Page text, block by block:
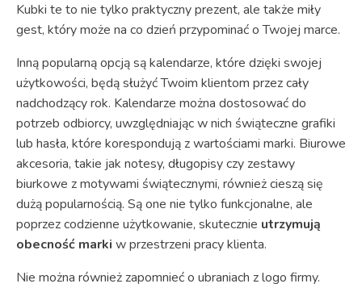
Kubki te to nie tylko praktyczny prezent, ale także miły
gest, który może na co dzień przypominać o Twojej marce.
Inną popularną opcją są kalendarze, które dzięki swojej
użytkowości, będą służyć Twoim klientom przez cały
nadchodzący rok. Kalendarze można dostosować do
potrzeb odbiorcy, uwzględniając w nich świąteczne grafiki
lub hasła, które korespondują z wartościami marki. Biurowe
akcesoria, takie jak notesy, długopisy czy zestawy
biurkowe z motywami świątecznymi, również cieszą się
dużą popularnością. Są one nie tylko funkcjonalne, ale
poprzez codzienne użytkowanie, skutecznie utrzymują
obecność marki w przestrzeni pracy klienta.
Nie można również zapomnieć o ubraniach z logo firmy.